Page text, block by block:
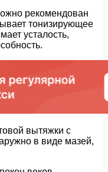
рекомендован
тонизирующее
усталость,
вытяжки с
в виде мазей,